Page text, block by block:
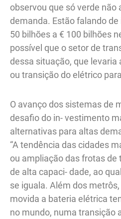
observou que só verde não
demanda. Estão falando
50 bilhões a € 100 bilhões
possível que o setor de
dessa situação, que levaria
ou transição do elétrico
O avanço dos sistemas de
desafio do in- vestimento
alternativas para altas
“A tendência das cidades
ou ampliação das frotas
de alta capaci- dade, ao
se iguala. Além dos
movida a bateria elétrica
no mundo, numa transição